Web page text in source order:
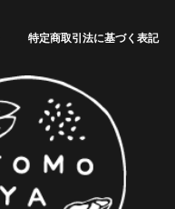
特定商取引法に基づく表記